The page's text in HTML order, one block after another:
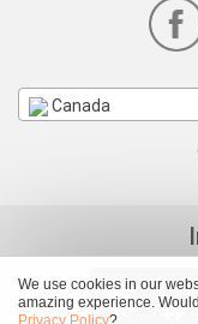
We use cookies in our
amazing experience.
Privacy Policy?
Canada